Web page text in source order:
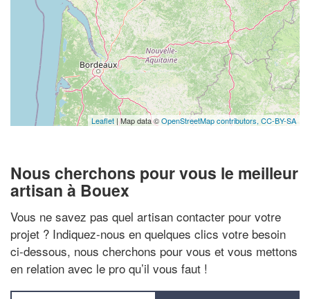
Leaflet | Map data ©OpenStreetMap contributors, CC-BY-SA
Nous cherchons pour vous le meilleur
artisan à Bouex
Vous ne savez pas quel artisan contacter pour votre
projet ? Indiquez-nous en quelques clics votre besoin
ci-dessous, nous cherchons pour vous et vous mettons
en relation avec le pro qu’il vous faut !